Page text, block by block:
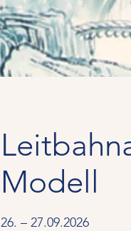
Modell
26. – 27.09.2026